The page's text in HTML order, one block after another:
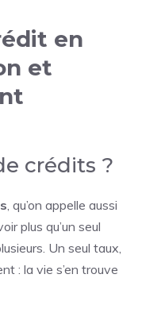
en
et
crédits ?
, qu’on appelle aussi
plus qu’un seul
Un seul taux,
: la vie s’en trouve